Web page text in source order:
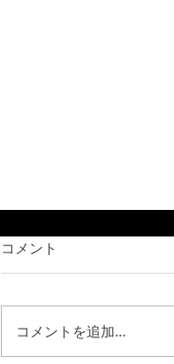
コメント
コメントを追加…